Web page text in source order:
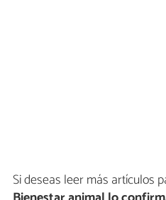
Si deseas leer más artículos